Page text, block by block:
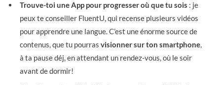
Trouve-toi une App pour progresser où que tu sois : je
peux te conseiller FluentU, qui recense plusieurs vidéos
pour apprendre une langue. C’est une énorme source de
contenus, que tu pourras visionner sur ton smartphone,
à ta pause déj, en attendant un rendez-vous, où le soir
avant de dormir!